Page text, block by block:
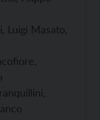
Luigi Masato,